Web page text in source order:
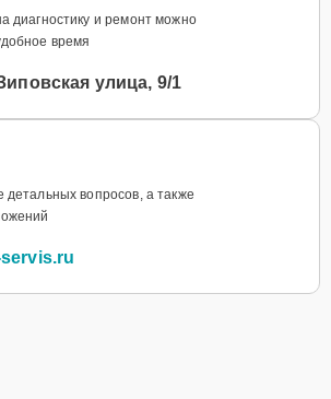
диагностику и ремонт можно
время
улица, 9/1
детальных вопросов, а также